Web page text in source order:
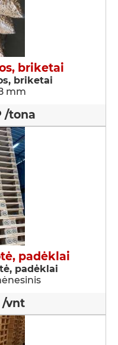
briketai
briketai
mm
/tona
padėklai
padėklai
/vnt